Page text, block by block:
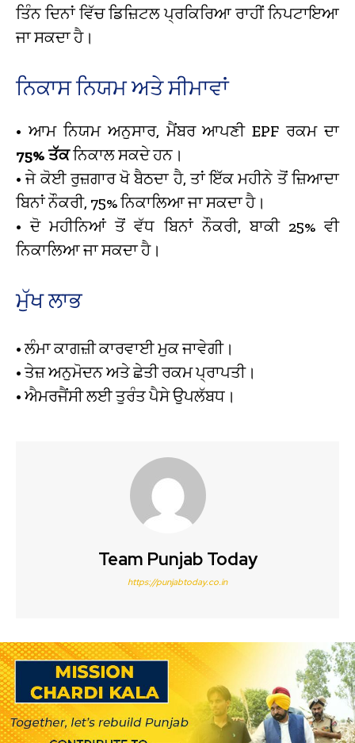
ਤਿੰਨ ਦਿਨਾਂ ਵਿੱਚ ਡਿਜ਼ਿਟਲ ਪ੍ਰਕਿਰਿਆ ਰਾਹੀਂ ਨਿਪਟਾਇਆ
ਜਾ ਸਕਦਾ ਹੈ।
ਨਿਕਾਸ ਨਿਯਮ ਅਤੇ ਸੀਮਾਵਾਂ
• ਆਮ ਨਿਯਮ ਅਨੁਸਾਰ, ਮੈਂਬਰ ਆਪਣੀ EPF ਰਕਮ ਦਾ
75% ਤੱਕਨਿਕਾਲ ਸਕਦੇ ਹਨ।
• ਜੇ ਕੋਈ ਰੁਜ਼ਗਾਰ ਖੋ ਬੈਠਦਾ ਹੈ, ਤਾਂ ਇੱਕ ਮਹੀਨੇ ਤੋਂ ਜ਼ਿਆਦਾ
ਬਿਨਾਂ ਨੌਕਰੀ, 75% ਨਿਕਾਲਿਆ ਜਾ ਸਕਦਾ ਹੈ।
• ਦੋ ਮਹੀਨਿਆਂ ਤੋਂ ਵੱਧ ਬਿਨਾਂ ਨੌਕਰੀ, ਬਾਕੀ 25% ਵੀ
ਨਿਕਾਲਿਆ ਜਾ ਸਕਦਾ ਹੈ।
ਮੁੱਖ ਲਾਭ
• ਲੰਮਾ ਕਾਗਜ਼ੀ ਕਾਰਵਾਈ ਮੁਕ ਜਾਵੇਗੀ।
• ਤੇਜ਼ ਅਨੁਮੋਦਨ ਅਤੇ ਛੇਤੀ ਰਕਮ ਪ੍ਰਾਪਤੀ।
• ਐਮਰਜੈਂਸੀ ਲਈ ਤੁਰੰਤ ਪੈਸੇ ਉਪਲੱਬਧ।
Team Punjab Today
https://punjabtoday.co.in